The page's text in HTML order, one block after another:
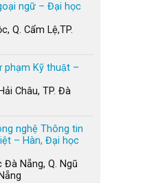
ngữ – Đại học
Q. Cẩm Lệ,TP.
phạm Kỹ thuật –
Châu, TP. Đà
nghệ Thông tin
– Hàn, Đại học
Nẵng, Q. Ngũ